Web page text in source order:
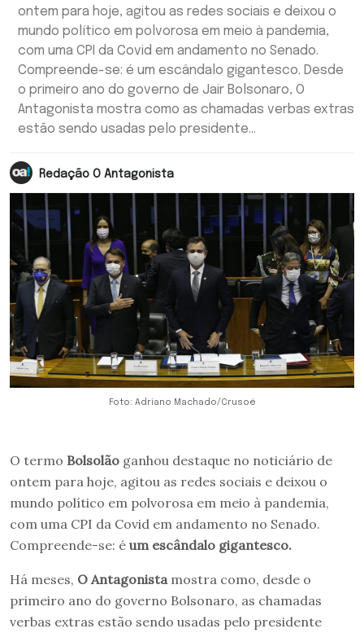
ontem para hoje, agitou as redes sociais e deixou o
mundo político em polvorosa em meio à pandemia,
com uma CPI da Covid em andamento no Senado.
Compreende-se: é um escândalo gigantesco. Desde
o primeiro ano do governo de Jair Bolsonaro, O
Antagonista mostra como as chamadas verbas extras
estão sendo usadas pelo presidente...
Redação O Antagonista
Foto: Adriano Machado/Crusoé
O termo Bolsolão ganhou destaque no noticiário de
ontem para hoje, agitou as redes sociais e deixou o
mundo político em polvorosa em meio à pandemia,
com uma CPI da Covid em andamento no Senado.
Compreende-se: é um escândalo gigantesco.
Há meses, O Antagonista mostra como, desde o
primeiro ano do governo Bolsonaro, as chamadas
verbas extras estão sendo usadas pelo presidente